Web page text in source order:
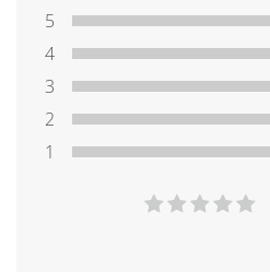
5
4
3
2
1